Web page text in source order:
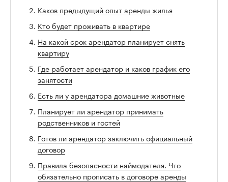
Каков предыдущий опыт аренды жилья
Кто будет проживать в квартире
На какой срок арендатор планирует снять
квартиру
Где работает арендатор и каков график его
занятости
Есть ли у арендатора домашние животные
Планирует ли арендатор принимать
родственников и гостей
Готов ли арендатор заключить официальный
договор
Правила безопасности наймодателя. Что
обязательно прописать в договоре аренды